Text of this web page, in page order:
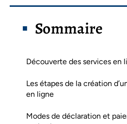
Sommaire
Découverte des services en
Les étapes de la création
en ligne
Modes de déclaration et